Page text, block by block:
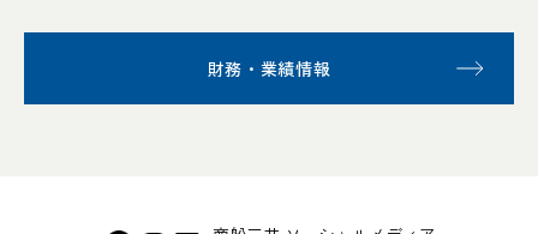
財務・業績情報